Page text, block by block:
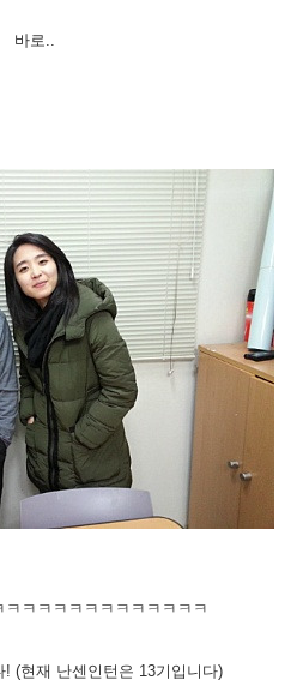
바로..
ㅋㅋㅋㅋㅋㅋㅋㅋㅋㅋㅋㅋ
(현재 난센인턴은 13기입니다)